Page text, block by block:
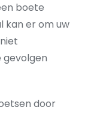
boete
kan er om uw
gevolgen
door